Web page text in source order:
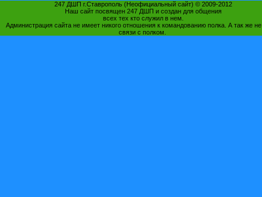
247 ДШП г.Ставрополь (Неофициальный сайт) © 2009-2012
Наш сайт посвящен 247 ДШП и создан для общения
всех тех кто служил в нем.
Администрация сайта не имеет никого отношения к командованию полка. А так же
связи с полком.